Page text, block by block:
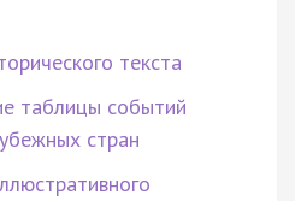
текста
таблицы событий
стран